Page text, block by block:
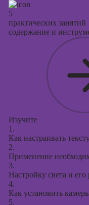
5
практических занятий
содержание и
Изучите
1.
Как настраивать
2.
Применение
3.
Настройку света и его
4.
Как установить
5.